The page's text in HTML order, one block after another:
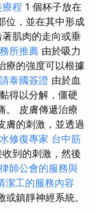
程 1 個杯子放在
位，並在其中形成
肌肉的走向或垂
所推薦 由於吸力
療的強度可以根據
泰國簽證 由於血
得以分解，僵硬
。 皮膚傳遞治療
膚的刺激，並透過
修復專家 台中筋
到的刺激，然後
律師公會的服務與
潔工的服務內容
鎮靜神經系統。